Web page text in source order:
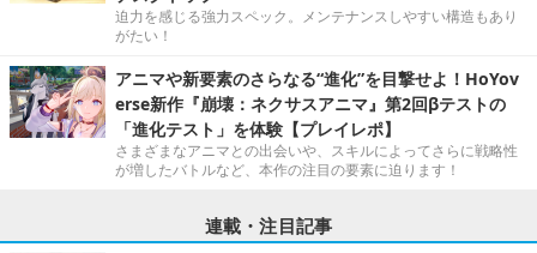
迫力を感じる強力スペック。メンテナンスしやすい構造もあり
がたい！
アニマや新要素のさらなる“進化”を目撃せよ！HoYov
erse新作『崩壊：ネクサスアニマ』第2回βテストの
「進化テスト」を体験【プレイレポ】
さまざまなアニマとの出会いや、スキルによってさらに戦略性
が増したバトルなど、本作の注目の要素に迫ります！
連載・注目記事